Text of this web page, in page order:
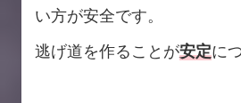
い方が安全です。
逃げ道を作ることが安定に